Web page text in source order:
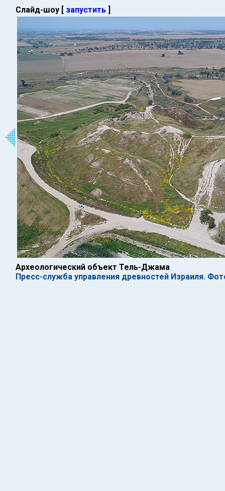
Слайд-шоу [ запустить ]
Археологический объект Тель-Джама
Пресс-служба управления древностей Израиля.